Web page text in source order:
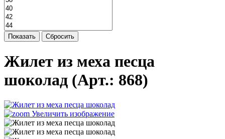
Показать Сбросить
Жилет из меха песца
шоколад (Арт.: 868)
Увеличить изображение